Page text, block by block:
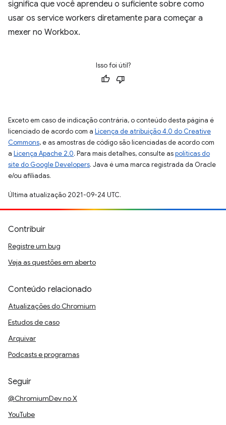
significa que você aprendeu o suficiente sobre como
usar os service workers diretamente para começar a
mexer no Workbox.
Isso foi útil?
Exceto em caso de indicação contrária, o conteúdo desta página é
licenciado de acordo com a Licença de atribuição 4.0 do Creative
Commons, e as amostras de código são licenciadas de acordo com
a Licença Apache 2.0. Para mais detalhes, consulte aspolíticas do
site do Google Developers. Java é uma marca registrada da Oracle
e/ou afiliadas.
Última atualização 2021-09-24 UTC.
Contribuir
Registre um bug
Veja as questões em aberto
Conteúdo relacionado
Atualizações do Chromium
Estudos de caso
Arquivar
Podcasts e programas
Seguir
@ChromiumDev no X
YouTube